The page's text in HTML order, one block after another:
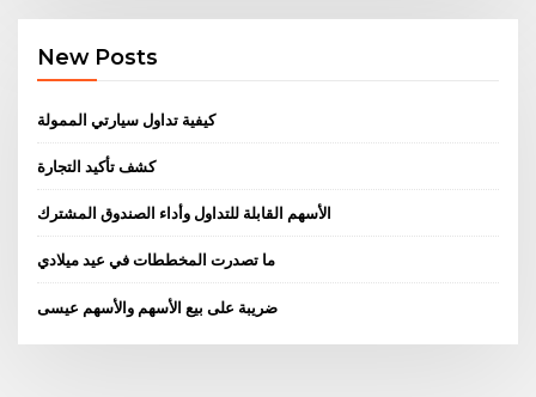
New Posts
كيفية تداول سيارتي الممولة
كشف تأكيد التجارة
الأسهم القابلة للتداول وأداء الصندوق المشترك
ما تصدرت المخططات في عيد ميلادي
ضريبة على بيع الأسهم والأسهم عيسى